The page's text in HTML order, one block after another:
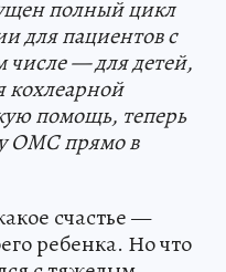
полный цикл
для пациентов с
— для детей,
кохлеарной
помощь, теперь
ОМС прямо в
счастье —
ребенка. Но что